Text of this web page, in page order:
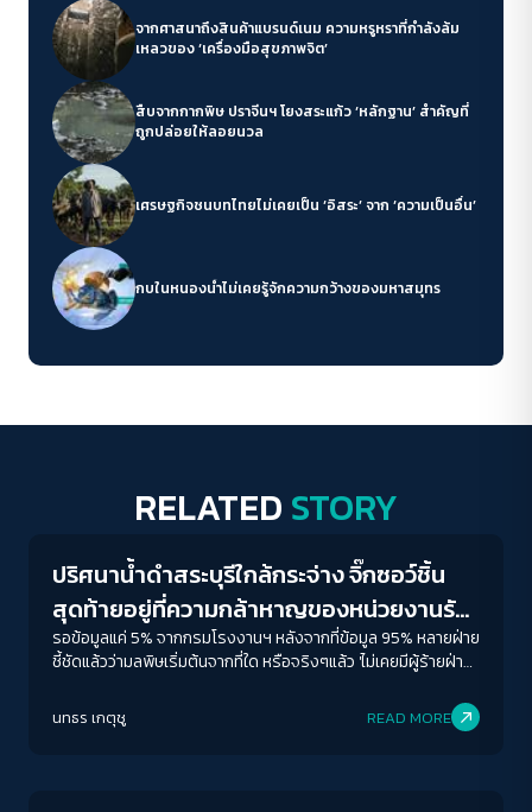
จากศาสนาถึงสินค้าแบรนด์เนม ความหรูหราที่กำลังล้ม
เหลวของ ‘เครื่องมือสุขภาพจิต’
สืบจากกากพิษ ปราจีนฯ โยงสระแก้ว ‘หลักฐาน’ สำคัญที่
ถูกปล่อยให้ลอยนวล
เศรษฐกิจชนบทไทยไม่เคยเป็น ‘อิสระ’ จาก ‘ความเป็นอื่น’
กบในหนองน้ำไม่เคยรู้จักความกว้างของมหาสมุทร
RELATED STORY
Conflict Resolution
ปริศนาน้ำดำสระบุรีใกล้กระจ่าง จิ๊กซอว์ชิ้น
สุดท้ายอยู่ที่ความกล้าหาญของหน่วยงานรัฐ
ชี้ตัวการผู้ก่อมลพิษ
รอข้อมูลแค่ 5% จากกรมโรงงานฯ หลังจากที่ข้อมูล 95% หลายฝ่าย
ชี้ชัดแล้วว่ามลพิษเริ่มต้นจากที่ใด หรือจริงๆแล้ว 'ไม่เคยมีผู้ร้ายฝ่าย
นทธร เกตุชู READ MORE